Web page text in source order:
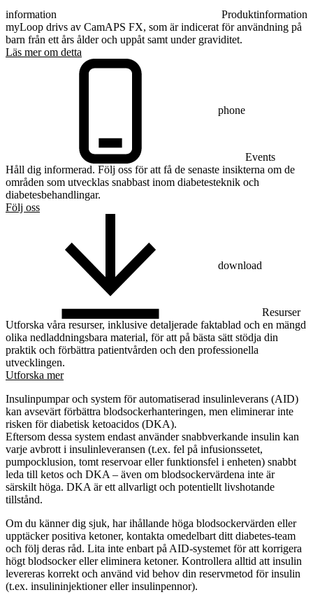
information
Produktinformation
myLoop drivs av CamAPS FX, som är indicerat för användning på
barn från ett års ålder och uppåt samt under graviditet.
Läs mer om detta
phone
Events
Håll dig informerad. Följ oss för att få de senaste insikterna om de
områden som utvecklas snabbast inom diabetesteknik och
diabetesbehandlingar.
Följ oss
download
Resurser
Utforska våra resurser, inklusive detaljerade faktablad och en mängd
olika nedladdningsbara material, för att på bästa sätt stödja din
praktik och förbättra patientvården och den professionella
utvecklingen.
Utforska mer
Insulinpumpar och system för automatiserad insulinleverans (AID)
kan avsevärt förbättra blodsockerhanteringen, men eliminerar inte
risken för diabetisk ketoacidos (DKA).
Eftersom dessa system endast använder snabbverkande insulin kan
varje avbrott i insulinleveransen (t.ex. fel på infusionssetet,
pumpocklusion, tomt reservoar eller funktionsfel i enheten) snabbt
leda till ketos och DKA – även om blodsockervärdena inte är
särskilt höga. DKA är ett allvarligt och potentiellt livshotande
tillstånd.
Om du känner dig sjuk, har ihållande höga blodsockervärden eller
upptäcker positiva ketoner, kontakta omedelbart ditt diabetes-team
och följ deras råd. Lita inte enbart på AID-systemet för att korrigera
högt blodsocker eller eliminera ketoner. Kontrollera alltid att insulin
levereras korrekt och använd vid behov din reservmetod för insulin
(t.ex. insulininjektioner eller insulinpennor).